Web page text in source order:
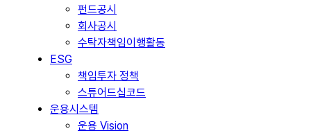
펀드공시
회사공시
수탁자책임이행활동
ESG
책임투자 정책
스튜어드십코드
운용시스템
운용 Vision